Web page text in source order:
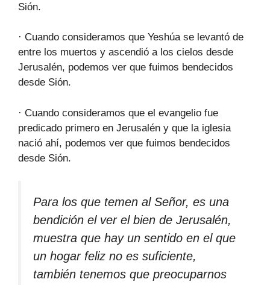
Sión.
· Cuando consideramos que Yeshúa se levantó de
entre los muertos y ascendió a los cielos desde
Jerusalén, podemos ver que fuimos bendecidos
desde Sión.
· Cuando consideramos que el evangelio fue
predicado primero en Jerusalén y que la iglesia
nació ahí, podemos ver que fuimos bendecidos
desde Sión.
Para los que temen al Señor, es una
bendición el ver el bien de Jerusalén,
muestra que hay un sentido en el que
un hogar feliz no es suficiente,
también tenemos que preocuparnos